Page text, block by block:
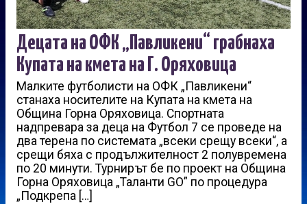
Децата на ОФК „Павликени“ грабнаха
Купата на кмета на Г. Оряховица
Малките футболисти на ОФК „Павликени“
станаха носителите на Купата на кмета на
Община Горна Оряховица. Спортната
надпревара за деца на Футбол 7 се проведе на
два терена по системата „всеки срещу всеки“, а
срещи бяха с продължителност 2 полувремена
по 20 минути. Турнирът бе по проект на Община
Горна Оряховица „Таланти GO” пo процедура
„Подкрепа […]